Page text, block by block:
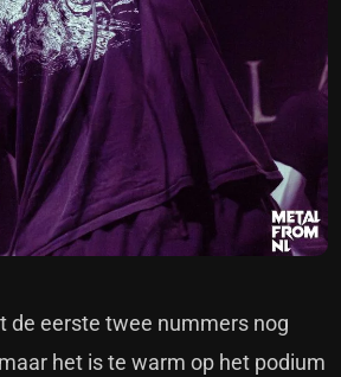
de eerste twee nummers nog
het is te warm op het podium